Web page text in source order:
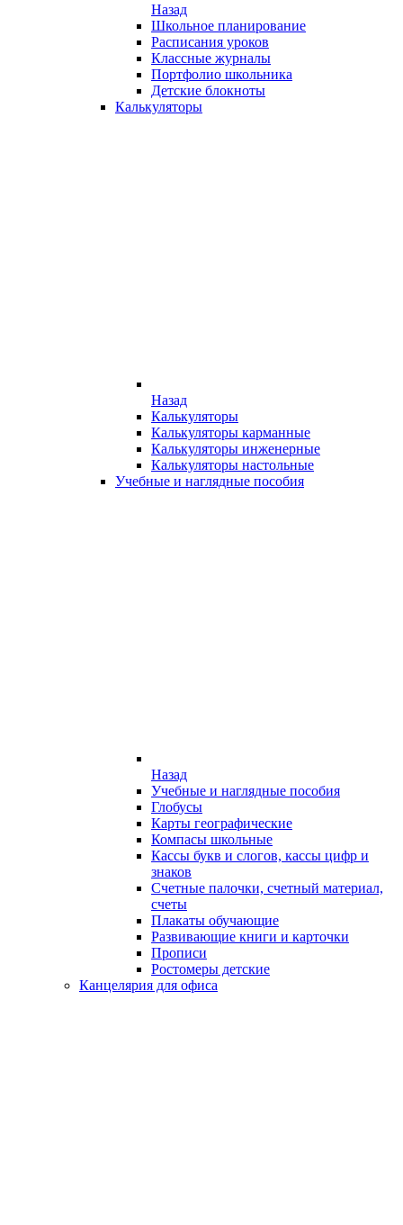
Назад
Школьное планирование
Расписания уроков
Классные журналы
Портфолио школьника
Детские блокноты
Калькуляторы
Назад
Калькуляторы
Калькуляторы карманные
Калькуляторы инженерные
Калькуляторы настольные
Учебные и наглядные пособия
Назад
Учебные и наглядные пособия
Глобусы
Карты географические
Компасы школьные
Кассы букв и слогов, кассы цифр и
знаков
Счетные палочки, счетный материал,
счеты
Плакаты обучающие
Развивающие книги и карточки
Прописи
Ростомеры детские
Канцелярия для офиса